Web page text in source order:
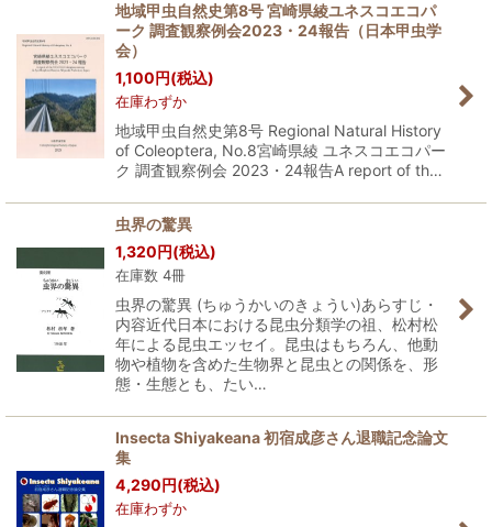
地域甲虫自然史第8号 宮崎県綾ユネスコエコパ
ーク 調査観察例会2023・24報告（日本甲虫学
会）
1,100円(税込)
在庫わずか
地域甲虫自然史第8号 Regional Natural History
of Coleoptera, No.8宮崎県綾 ユネスコエコパー
ク 調査観察例会 2023・24報告A report of th…
虫界の驚異
1,320円(税込)
在庫数 4冊
虫界の驚異 (ちゅうかいのきょうい)あらすじ・
内容近代日本における昆虫分類学の祖、松村松
年による昆虫エッセイ。昆虫はもちろん、他動
物や植物を含めた生物界と昆虫との関係を、形
態・生態とも、たい…
Insecta Shiyakeana 初宿成彦さん退職記念論文
集
4,290円(税込)
在庫わずか